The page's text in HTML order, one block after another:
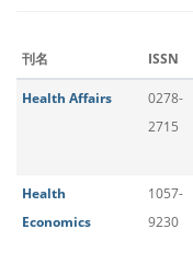
刊名 ISSN
Health Affairs
0278-
2715
Health
Economics
1057-
9230